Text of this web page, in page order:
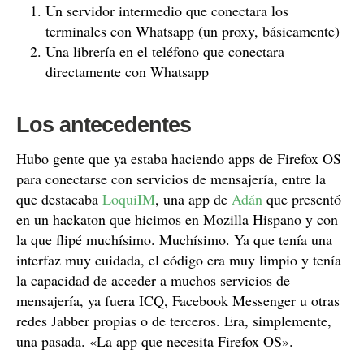
Un servidor intermedio que conectara los
terminales con Whatsapp (un proxy, básicamente)
Una librería en el teléfono que conectara
directamente con Whatsapp
Los antecedentes
Hubo gente que ya estaba haciendo apps de Firefox OS
para conectarse con servicios de mensajería, entre la
que destacaba LoquiIM, una app de Adán que presentó
en un hackaton que hicimos en Mozilla Hispano y con
la que flipé muchísimo. Muchísimo. Ya que tenía una
interfaz muy cuidada, el código era muy limpio y tenía
la capacidad de acceder a muchos servicios de
mensajería, ya fuera ICQ, Facebook Messenger u otras
redes Jabber propias o de terceros. Era, simplemente,
una pasada. «La app que necesita Firefox OS».